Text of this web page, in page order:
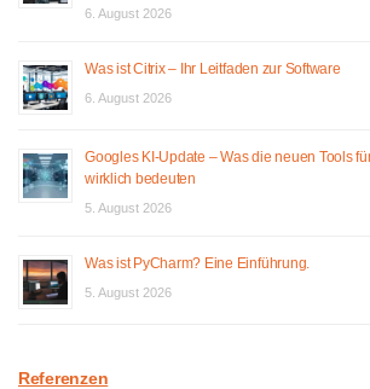
6. August 2026
Was ist Citrix – Ihr Leitfaden zur Software
6. August 2026
Googles KI-Update – Was die neuen Tools
wirklich bedeuten
5. August 2026
Was ist PyCharm? Eine Einführung.
5. August 2026
Referenzen